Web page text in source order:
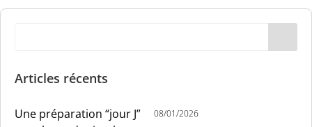
Articles récents
Une préparation “jour J”
08/01/2026